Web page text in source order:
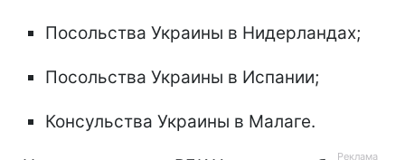
Посольства Украины в Нидерландах;
Посольства Украины в Испании;
Консульства Украины в Малаге.